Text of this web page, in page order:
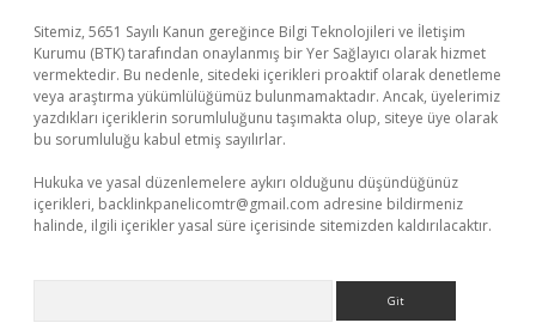
Sitemiz, 5651 Sayılı Kanun gereğince Bilgi Teknolojileri ve İletişim
Kurumu (BTK) tarafından onaylanmış bir Yer Sağlayıcı olarak hizmet
vermektedir. Bu nedenle, sitedeki içerikleri proaktif olarak denetleme
veya araştırma yükümlülüğümüz bulunmamaktadır. Ancak, üyelerimiz
yazdıkları içeriklerin sorumluluğunu taşımakta olup, siteye üye olarak
bu sorumluluğu kabul etmiş sayılırlar.
Hukuka ve yasal düzenlemelere aykırı olduğunu düşündüğünüz
içerikleri, backlinkpanelicomtr@gmail.com adresine bildirmeniz
halinde, ilgili içerikler yasal süre içerisinde sitemizden kaldırılacaktır.